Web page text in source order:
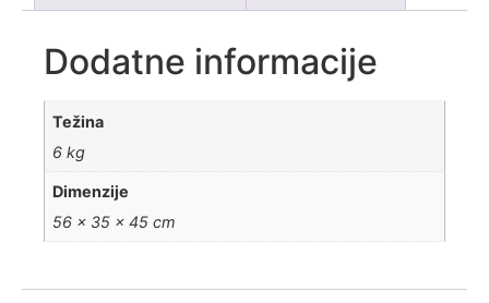
Dodatne informacije
Težina
6 kg
Dimenzije
56 × 35 × 45 cm